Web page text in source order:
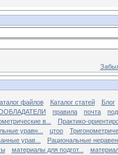
файлов Каталог статей
Блог
правила почта
в...
Практико-
уравн... цтоо
урав...
Рациональные
материалы для подгот...